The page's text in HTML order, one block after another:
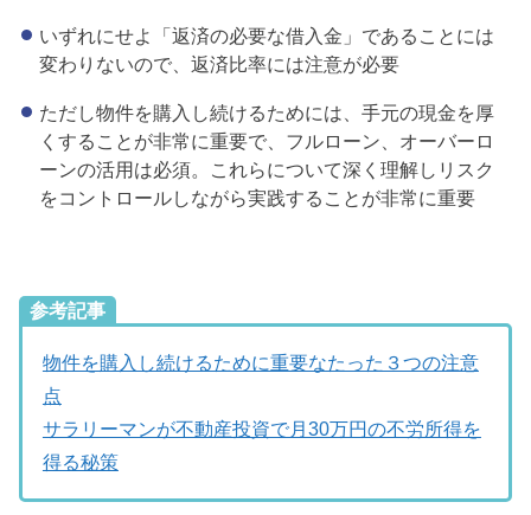
いずれにせよ「返済の必要な借入金」であることには
変わりないので、返済比率には注意が必要
ただし物件を購入し続けるためには、手元の現金を厚
くすることが非常に重要で、フルローン、オーバーロ
ーンの活用は必須。これらについて深く理解しリスク
をコントロールしながら実践することが非常に重要
参考記事
物件を購入し続けるために重要なたった３つの注意
点
サラリーマンが不動産投資で月30万円の不労所得を
得る秘策